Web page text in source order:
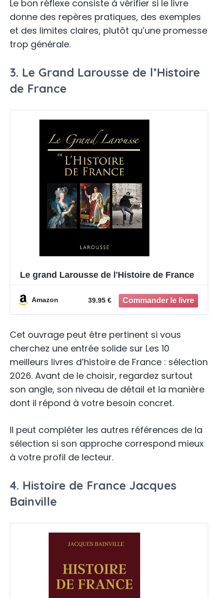
Le bon réflexe consiste à vérifier si le livre
donne des repères pratiques, des exemples
et des limites claires, plutôt qu’une promesse
trop générale.
3. Le Grand Larousse de l’Histoire
de France
Le grand Larousse de l'Histoire de France
Amazon 39.95 €
Cet ouvrage peut être pertinent si vous
cherchez une entrée solide sur Les 10
meilleurs livres d’histoire de France : sélection
2026. Avant de le choisir, regardez surtout
son angle, son niveau de détail et la manière
dont il répond à votre besoin concret.
Il peut compléter les autres références de la
sélection si son approche correspond mieux
à votre profil de lecteur.
4. Histoire de France Jacques
Bainville